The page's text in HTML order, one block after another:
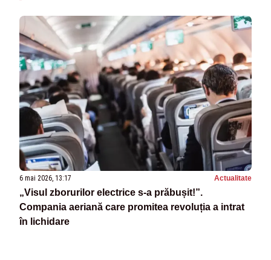
6 mai 2026, 13:17 Actualitate
„Visul zborurilor electrice s-a prăbușit!”.
Compania aeriană care promitea revoluția a intrat
în lichidare